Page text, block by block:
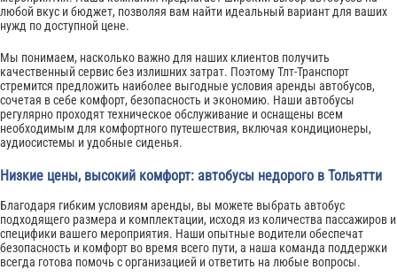
любой вкус и бюджет, позволяя вам найти идеальный вариант для ваших
нужд по доступной цене.
Мы понимаем, насколько важно для наших клиентов получить
качественный сервис без излишних затрат. Поэтому Тлт-Транспорт
стремится предложить наиболее выгодные условия аренды автобусов,
сочетая в себе комфорт, безопасность и экономию. Наши автобусы
регулярно проходят техническое обслуживание и оснащены всем
необходимым для комфортного путешествия, включая кондиционеры,
аудиосистемы и удобные сиденья.
Низкие цены, высокий комфорт: автобусы недорого в Тольятти
Благодаря гибким условиям аренды, вы можете выбрать автобус
подходящего размера и комплектации, исходя из количества пассажиров и
специфики вашего мероприятия. Наши опытные водители обеспечат
безопасность и комфорт во время всего пути, а наша команда поддержки
всегда готова помочь с организацией и ответить на любые вопросы.